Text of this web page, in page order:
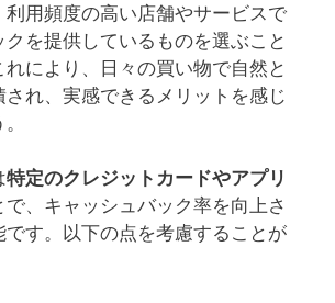
利用頻度の高い店舗やサービスで
を提供しているものを選ぶこと
により、日々の買い物で自然と
され、実感できるメリットを感じ
特定のクレジットカードやアプリ
で、キャッシュバック率を向上さ
です。以下の点を考慮することが